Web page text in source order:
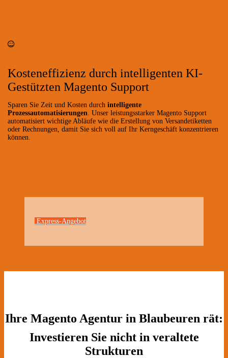
Kosteneffizienz durch intelligenten KI-
Gestützten Magento Support
Sparen Sie Zeit und Kosten durch intelligente
Prozessautomatisierungen . Unser leistungsstarker Magento Support
automatisiert wichtige Abläufe wie die Erstellung von Versandetiketten
oder Rechnungen, damit Sie sich voll auf Ihr Kerngeschäft konzentrieren
können.
Express-Angebot
Ihre Magento Agentur in Blaubeuren rät:
Investieren Sie nicht in veraltete
Strukturen